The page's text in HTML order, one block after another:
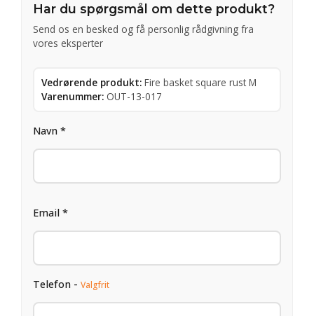
Har du spørgsmål om dette produkt?
Send os en besked og få personlig rådgivning fra
vores eksperter
Vedrørende produkt: Fire basket square rust M
Varenummer: OUT-13-017
Navn *
Email *
Telefon - Valgfrit